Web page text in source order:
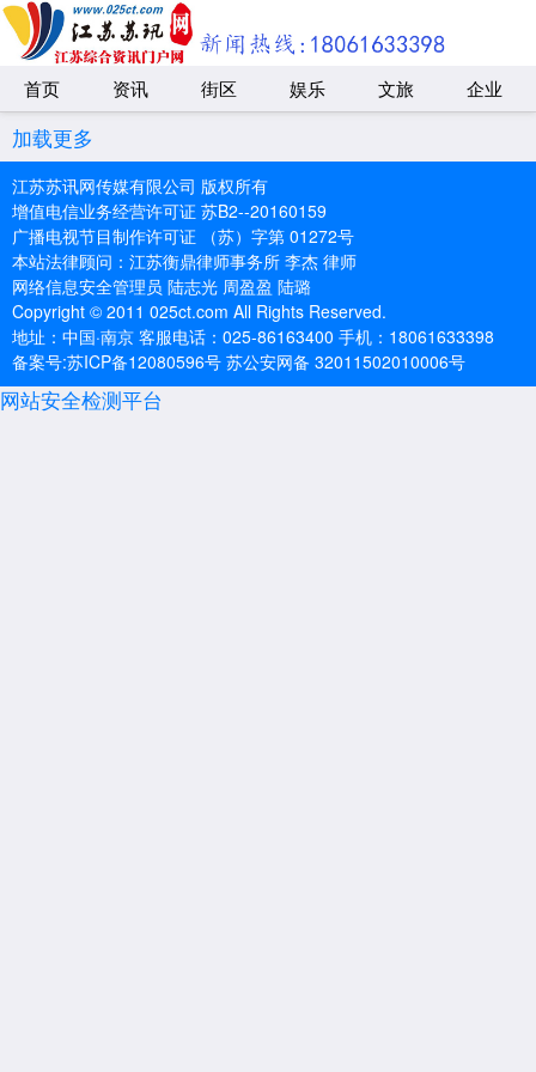
首页 资讯 街区 娱乐 文旅 企业
加载更多
江苏苏讯网传媒有限公司 版权所有
增值电信业务经营许可证 苏B2--20160159
广播电视节目制作许可证 （苏）字第 01272号
本站法律顾问：江苏衡鼎律师事务所 李杰 律师
网络信息安全管理员 陆志光 周盈盈 陆璐
Copyright © 2011 025ct.com All Rights Reserved.
地址：中国·南京 客服电话：025-86163400 手机：18061633398
备案号:苏ICP备12080596号 苏公安网备 32011502010006号
网站安全检测平台